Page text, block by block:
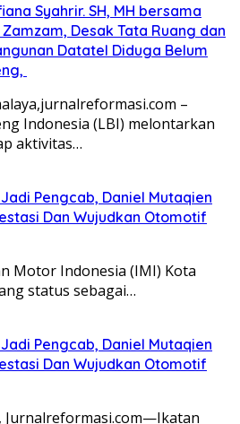
Syahrir. SH, MH bersama
Desak Tata Ruang dan
Datatel Diduga Belum
–
Indonesia (LBI) melontarkan
aktivitas…
Pengcab, Daniel Mutaqien
Dan Wujudkan Otomotif
Motor Indonesia (IMI) Kota
status sebagai…
Pengcab, Daniel Mutaqien
Dan Wujudkan Otomotif
Jurnalreformasi.com—Ikatan